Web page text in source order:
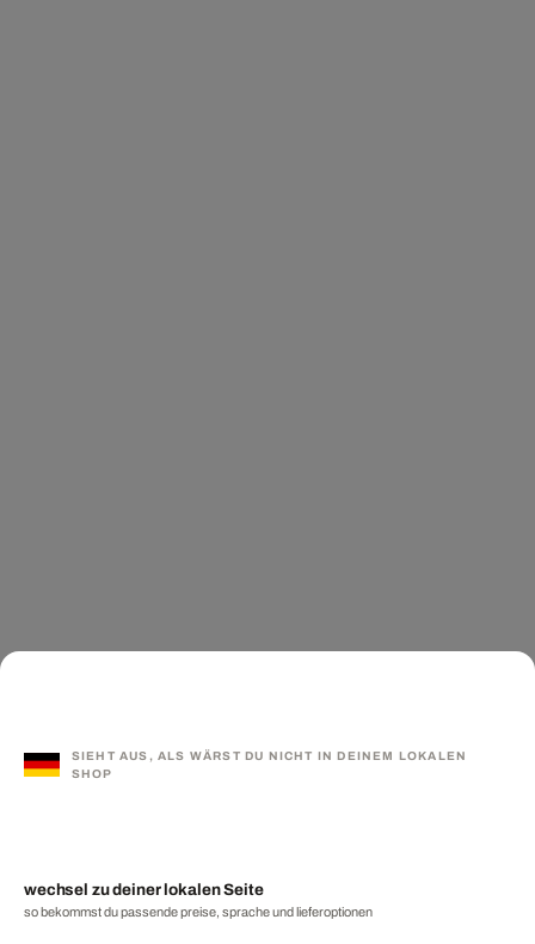
SIEHT AUS, ALS WÄRST DU NICHT IN DEINEM LOKALEN
SHOP
wechsel zu deiner lokalen Seite
so bekommst du passende preise, sprache und lieferoptionen